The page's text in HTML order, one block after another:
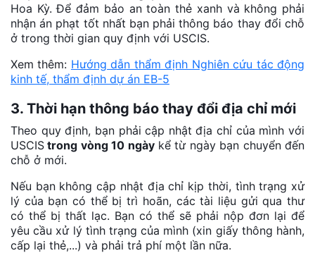
Hoa Kỳ. Để đảm bảo an toàn thẻ xanh và không phải
nhận án phạt tốt nhất bạn phải thông báo thay đổi chỗ
ở trong thời gian quy định với USCIS.
Xem thêm: Hướng dẫn thẩm định Nghiên cứu tác động
kinh tế, thẩm định dự án EB-5
3. Thời hạn thông báo thay đổi địa chỉ mới
Theo quy định, bạn phải cập nhật địa chỉ của mình với
USCIS trong vòng 10 ngàykể từ ngày bạn chuyển đến
chỗ ở mới.
Nếu bạn không cập nhật địa chỉ kịp thời, tình trạng xử
lý của bạn có thể bị trì hoãn, các tài liệu gửi qua thư
có thể bị thất lạc. Bạn có thể sẽ phải nộp đơn lại để
yêu cầu xử lý tình trạng của mình (xin giấy thông hành,
cấp lại thẻ,...) và phải trả phí một lần nữa.